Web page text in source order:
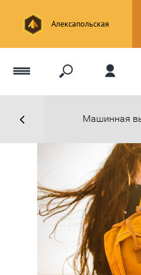
Алексапольская
Машинная